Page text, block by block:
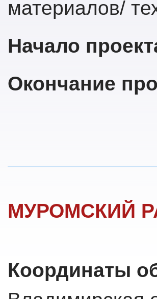
материалов/
Начало
Окончание
МУРОМСКИЙ
Координаты